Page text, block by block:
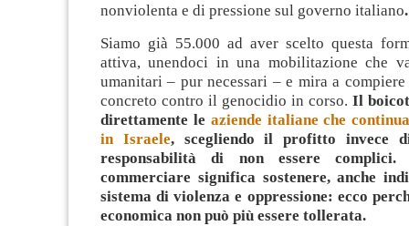
nonviolenta e di pressione sul governo italiano.
Siamo già 55.000 ad aver scelto questa
attiva, unendoci in una mobilitazione che
umanitari – pur necessari – e mira a
concreto contro il genocidio in corso. Il
direttamente le aziende italiane che
in Israele, scegliendo il profitto invece
responsabilità di non essere complici.
commerciare significa sostenere, anche
sistema di violenza e oppressione: ecco
economica non può più essere tollerata.